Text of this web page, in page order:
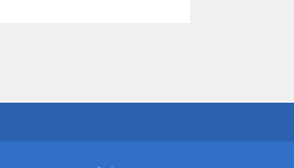
詐騙網頁！
得獎公告